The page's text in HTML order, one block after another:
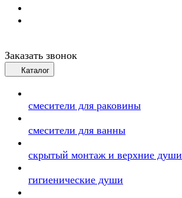
Заказать звонок
Каталог
смесители для раковины
смесители для ванны
скрытый монтаж и верхние души
гигиенические души